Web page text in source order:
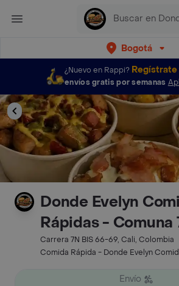
Bogotá
¿Nuevo en Rappi? Regístrate
envíos gratis por semanas
Donde Evelyn
Rápidas - Comuna
Carrera 7N BIS 66-69, Cali, Colombia
Comida Rápida - Donde Evelyn
Envío